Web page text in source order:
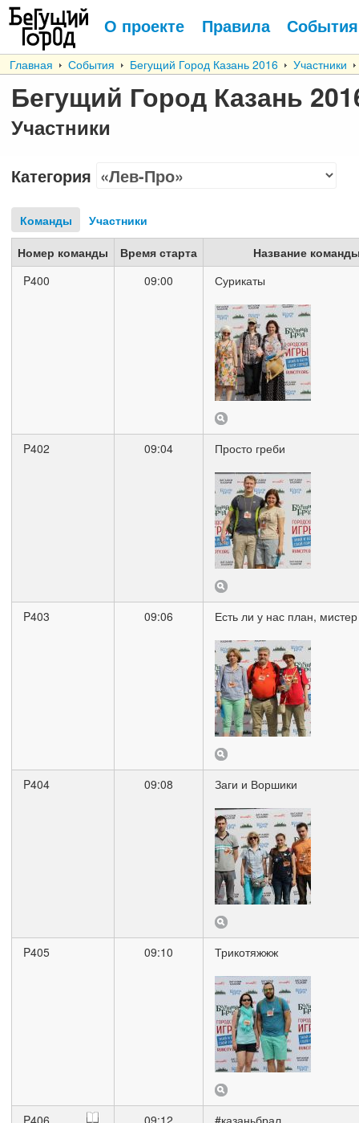
О проекте Правила События
Главная События Бегущий Город Казань 2016 Участники
Бегущий Город Казань
Участники
Категория
Команды Участники
Номер команды Время старта
Название
P400
09:00 Сурикаты
P402 09:04 Просто греби
P403 09:06 Есть ли у нас план,
P404 09:08 Заги и Воршики
P405 09:10 Трикотяжжж
P406 09:12 #казаньбрал